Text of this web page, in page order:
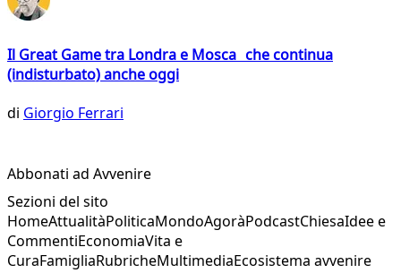
Il Great Game tra Londra e Mosca che continua
(indisturbato) anche oggi
di Giorgio Ferrari
Abbonati ad Avvenire
Sezioni del sito
HomeAttualitàPoliticaMondoAgoràPodcastChiesaIdee e
CommentiEconomiaVita e
CuraFamigliaRubricheMultimediaEcosistema avvenire